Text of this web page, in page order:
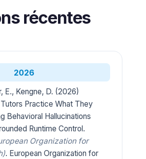
récentes
2026
E., Kengne, D. (2026)
Practice What They
Behavioral Hallucinations
Runtime Control.
Organization for
. European Organization for